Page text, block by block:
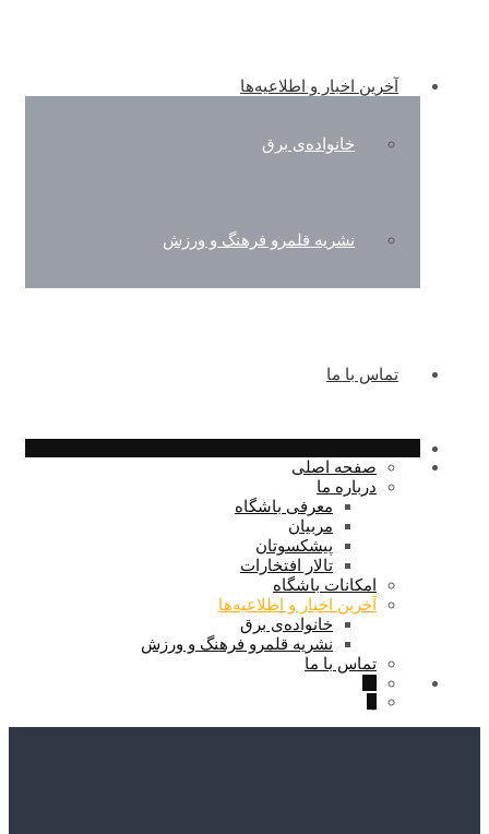
آخرین اخبار و اطلاعیه‌ها
خانواده‌ی برق
نشریه قلمرو فرهنگ و ورزش
تماس با ما
صفحه اصلی
درباره ما
معرفی باشگاه
مربیان
پیشکسوتان
تالار افتخارات
امکانات باشگاه
آخرین اخبار و اطلاعیه‌ها
خانواده‌ی برق
نشریه قلمرو فرهنگ و ورزش
تماس با ما